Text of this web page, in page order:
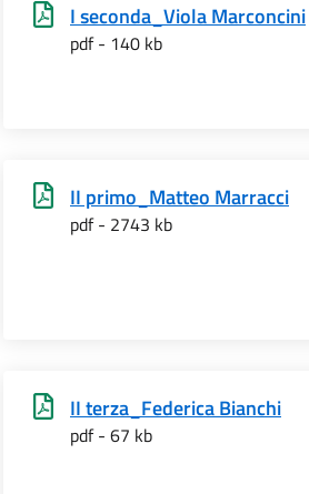
I seconda_Viola Marconcini
pdf - 140 kb
II primo_Matteo Marracci
pdf - 2743 kb
II terza_Federica Bianchi
pdf - 67 kb